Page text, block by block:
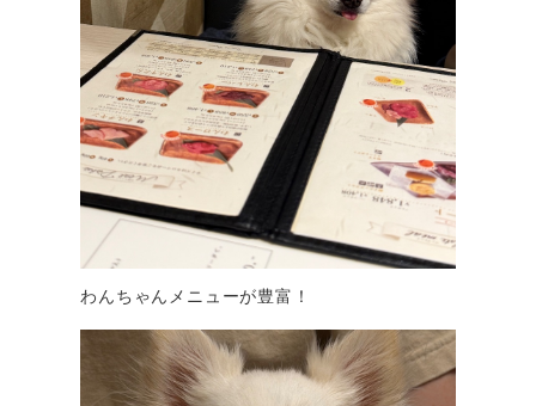
わんちゃんメニューが豊富！